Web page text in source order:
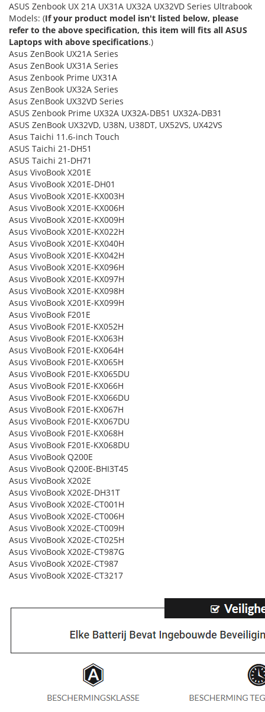
ASUS Zenbook UX 21A UX31A UX32A UX32VD Series Ultrabook
Models: (If your product model isn't listed below, please
refer to the above specification, this item will fits all ASUS
Laptops with above specifications.)
Asus ZenBook UX21A Series
Asus ZenBook UX31A Series
Asus Zenbook Prime UX31A
Asus ZenBook UX32A Series
Asus ZenBook UX32VD Series
ASUS Zenbook Prime UX32A UX32A-DB51 UX32A-DB31
ASUS ZenBook UX32VD, U38N, U38DT, UX52VS, UX42VS
Asus Taichi 11.6-inch Touch
ASUS Taichi 21-DH51
ASUS Taichi 21-DH71
Asus VivoBook X201E
Asus VivoBook X201E-DH01
Asus VivoBook X201E-KX003H
Asus VivoBook X201E-KX006H
Asus VivoBook X201E-KX009H
Asus VivoBook X201E-KX022H
Asus VivoBook X201E-KX040H
Asus VivoBook X201E-KX042H
Asus VivoBook X201E-KX096H
Asus VivoBook X201E-KX097H
Asus VivoBook X201E-KX098H
Asus VivoBook X201E-KX099H
Asus VivoBook F201E
Asus VivoBook F201E-KX052H
Asus VivoBook F201E-KX063H
Asus VivoBook F201E-KX064H
Asus VivoBook F201E-KX065H
Asus VivoBook F201E-KX065DU
Asus VivoBook F201E-KX066H
Asus VivoBook F201E-KX066DU
Asus VivoBook F201E-KX067H
Asus VivoBook F201E-KX067DU
Asus VivoBook F201E-KX068H
Asus VivoBook F201E-KX068DU
Asus VivoBook Q200E
Asus VivoBook Q200E-BHI3T45
Asus VivoBook X202E
Asus VivoBook X202E-DH31T
Asus VivoBook X202E-CT001H
Asus VivoBook X202E-CT006H
Asus VivoBook X202E-CT009H
Asus VivoBook X202E-CT025H
Asus VivoBook X202E-CT987G
Asus VivoBook X202E-CT987
Asus VivoBook X202E-CT3217